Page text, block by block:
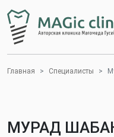
Главная Специалисты
МУРАД